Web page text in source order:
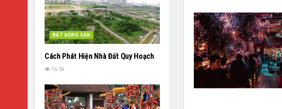
BẤT ĐỘNG SẢN
Cách Phát Hiện Nhà Đất Quy Hoạch
16.5k